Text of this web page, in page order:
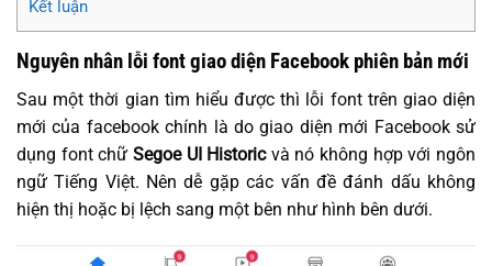
Kết luận
Nguyên nhân lỗi font giao diện Facebook phiên bản mới
Sau một thời gian tìm hiểu được thì lỗi font trên giao diện
mới của facebook chính là do giao diện mới Facebook sử
dụng font chữ Segoe UI Historicvà nó không hợp với ngôn
ngữ Tiếng Việt. Nên dễ gặp các vấn đề đánh dấu không
hiện thị hoặc bị lệch sang một bên như hình bên dưới.